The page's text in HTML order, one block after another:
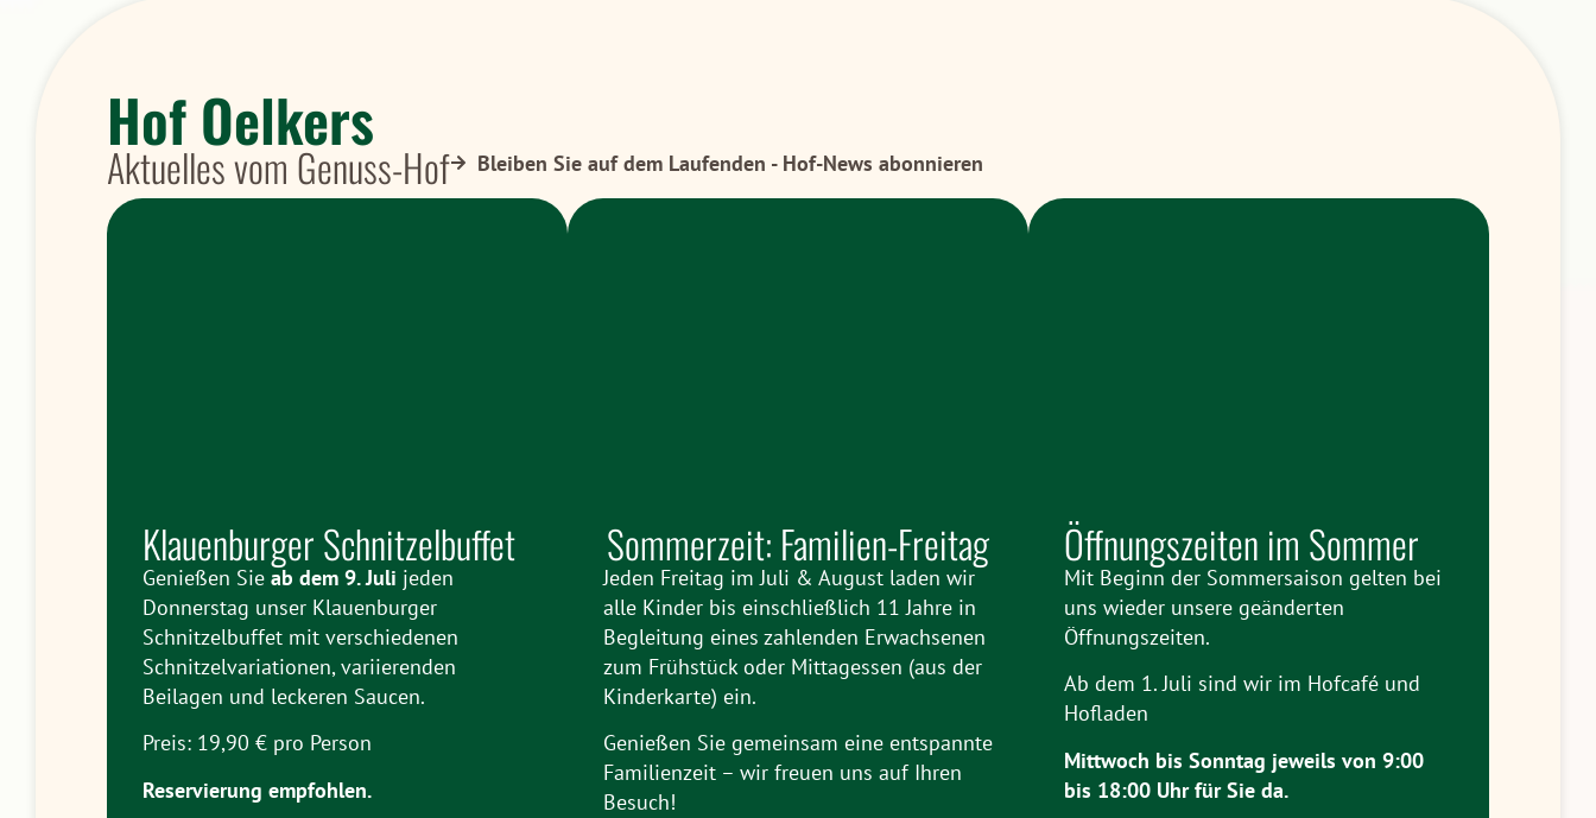
Hof Oelkers
Aktuelles vom Genuss-Hof Bleiben Sie auf dem Laufenden - Hof-News abonnieren
Klauenburger Schnitzelbuffet
Genießen Sie ab dem 9. Juli jeden
Donnerstag unser Klauenburger
Schnitzelbuffet mit verschiedenen
Schnitzelvariationen, variierenden
Beilagen und leckeren Saucen.
Preis: 19,90 € pro Person
Reservierung empfohlen.
Sommerzeit: Familien-Freitag
Jeden Freitag im Juli & August laden wir
alle Kinder bis einschließlich 11 Jahre in
Begleitung eines zahlenden Erwachsenen
zum Frühstück oder Mittagessen (aus der
Kinderkarte) ein.
Genießen Sie gemeinsam eine entspannte
Familienzeit – wir freuen uns auf Ihren
Besuch!
Öffnungszeiten im Sommer
Mit Beginn der Sommersaison gelten bei
uns wieder unsere geänderten
Öffnungszeiten.
Ab dem 1. Juli sind wir im Hofcafé und
Hofladen
Mittwoch bis Sonntag jeweils von 9:00
bis 18:00 Uhr für Sie da.